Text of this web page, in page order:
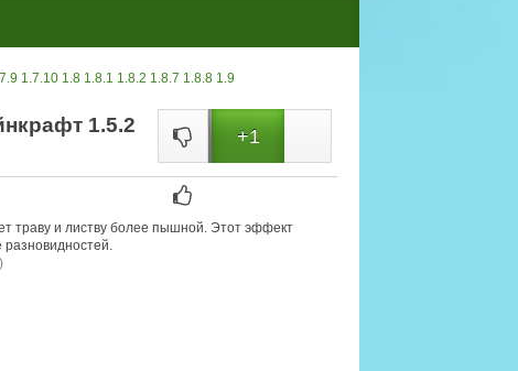
1.7.10 1.8 1.8.1 1.8.2 1.8.7 1.8.8 1.9
1.5.2 +1
траву и листву более пышной. Этот эффект